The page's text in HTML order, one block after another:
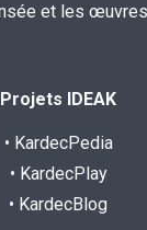
et les
Projets IDEAK
• KardecPedia
• KardecPlay
• KardecBlog